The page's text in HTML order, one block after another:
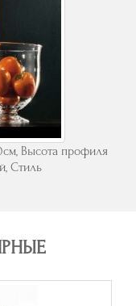
Высота профиля
Стиль